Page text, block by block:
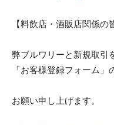
【料飲店・酒販店関係の
弊ブルワリーと新規取引
「お客様登録フォーム」
お願い申し上げます。